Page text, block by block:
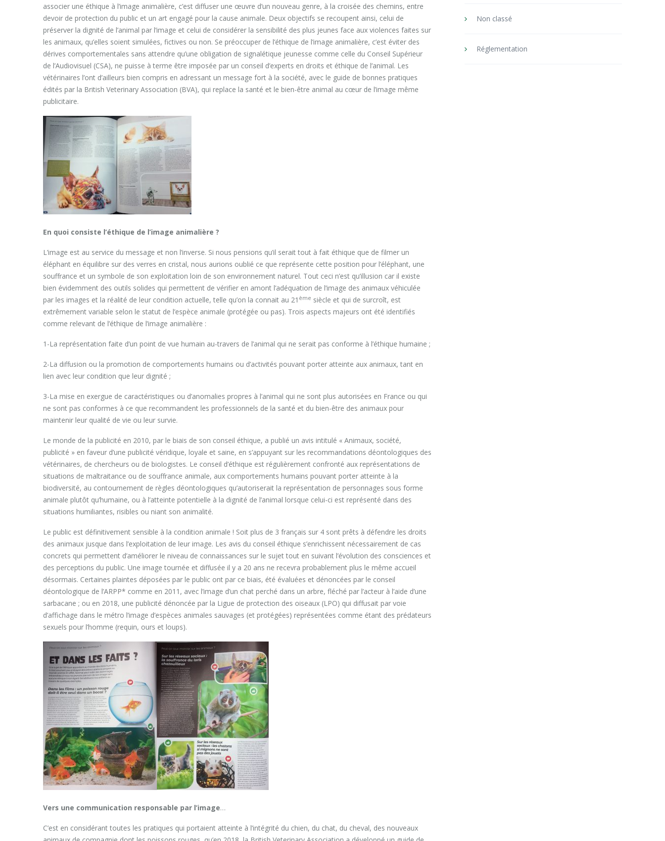
associer une éthique à l’image animalière, c’est diffuser une œuvre d’un nouveau genre, à la croisée des chemins, entre
devoir de protection du public et un art engagé pour la cause animale. Deux objectifs se recoupent ainsi, celui de
préserver la dignité de l’animal par l’image et celui de considérer la sensibilité des plus jeunes face aux violences faites sur
les animaux, qu’elles soient simulées, fictives ou non. Se préoccuper de l’éthique de l’image animalière, c’est éviter des
dérives comportementales sans attendre qu’une obligation de signalétique jeunesse comme celle du Conseil Supérieur
de l’Audiovisuel (CSA), ne puisse à terme être imposée par un conseil d’experts en droits et éthique de l’animal. Les
vétérinaires l’ont d’ailleurs bien compris en adressant un message fort à la société, avec le guide de bonnes pratiques
édités par la British Veterinary Association (BVA), qui replace la santé et le bien-être animal au cœur de l’image même
publicitaire.
En quoi consiste l’éthique de l’image animalière ?
L’image est au service du message et non l’inverse. Si nous pensions qu’il serait tout à fait éthique que de filmer un
éléphant en équilibre sur des verres en cristal, nous aurions oublié ce que représente cette position pour l’éléphant, une
souffrance et un symbole de son exploitation loin de son environnement naturel. Tout ceci n’est qu’illusion car il existe
bien évidemment des outils solides qui permettent de vérifier en amont l’adéquation de l’image des animaux véhiculée
par les images et la réalité de leur condition actuelle, telle qu’on la connait au 21 ème siècle et qui de surcroît, est
extrêmement variable selon le statut de l’espèce animale (protégée ou pas). Trois aspects majeurs ont été identifiés
comme relevant de l’éthique de l’image animalière :
1-La représentation faite d’un point de vue humain au-travers de l’animal qui ne serait pas conforme à l’éthique humaine ;
2-La diffusion ou la promotion de comportements humains ou d’activités pouvant porter atteinte aux animaux, tant en
lien avec leur condition que leur dignité ;
3-La mise en exergue de caractéristiques ou d’anomalies propres à l’animal qui ne sont plus autorisées en France ou qui
ne sont pas conformes à ce que recommandent les professionnels de la santé et du bien-être des animaux pour
maintenir leur qualité de vie ou leur survie.
Le monde de la publicité en 2010, par le biais de son conseil éthique, a publié un avis intitulé « Animaux, société,
publicité » en faveur d’une publicité véridique, loyale et saine, en s’appuyant sur les recommandations déontologiques des
vétérinaires, de chercheurs ou de biologistes. Le conseil d’éthique est régulièrement confronté aux représentations de
situations de maltraitance ou de souffrance animale, aux comportements humains pouvant porter atteinte à la
biodiversité, au contournement de règles déontologiques qu’autoriserait la représentation de personnages sous forme
animale plutôt qu’humaine, ou à l’atteinte potentielle à la dignité de l’animal lorsque celui-ci est représenté dans des
situations humiliantes, risibles ou niant son animalité.
Le public est définitivement sensible à la condition animale ! Soit plus de 3 français sur 4 sont prêts à défendre les droits
des animaux jusque dans l’exploitation de leur image. Les avis du conseil éthique s’enrichissent nécessairement de cas
concrets qui permettent d’améliorer le niveau de connaissances sur le sujet tout en suivant l’évolution des consciences et
des perceptions du public. Une image tournée et diffusée il y a 20 ans ne recevra probablement plus le même accueil
désormais. Certaines plaintes déposées par le public ont par ce biais, été évaluées et dénoncées par le conseil
déontologique de l’ARPP* comme en 2011, avec l’image d’un chat perché dans un arbre, fléché par l’acteur à l’aide d’une
sarbacane ; ou en 2018, une publicité dénoncée par la Ligue de protection des oiseaux (LPO) qui diffusait par voie
d’affichage dans le métro l’image d’espèces animales sauvages (et protégées) représentées comme étant des prédateurs
sexuels pour l’homme (requin, ours et loups).
Vers une communication responsable par l’image…
C’est en considérant toutes les pratiques qui portaient atteinte à l’intégrité du chien, du chat, du cheval, des nouveaux
Non classé
Réglementation